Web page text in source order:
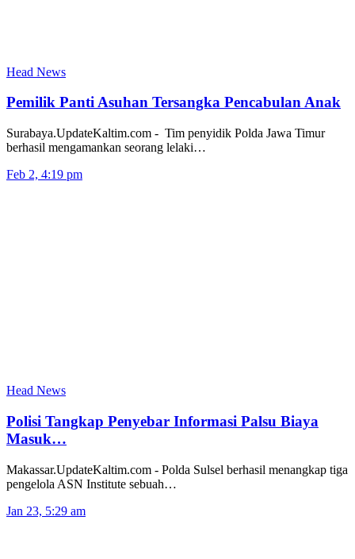
Head News
Pemilik Panti Asuhan Tersangka Pencabulan Anak
Surabaya.UpdateKaltim.com - Tim penyidik Polda Jawa Timur
berhasil mengamankan seorang lelaki…
Feb 2, 4:19 pm
Head News
Polisi Tangkap Penyebar Informasi Palsu Biaya
Masuk…
Makassar.UpdateKaltim.com - Polda Sulsel berhasil menangkap tiga
pengelola ASN Institute sebuah…
Jan 23, 5:29 am